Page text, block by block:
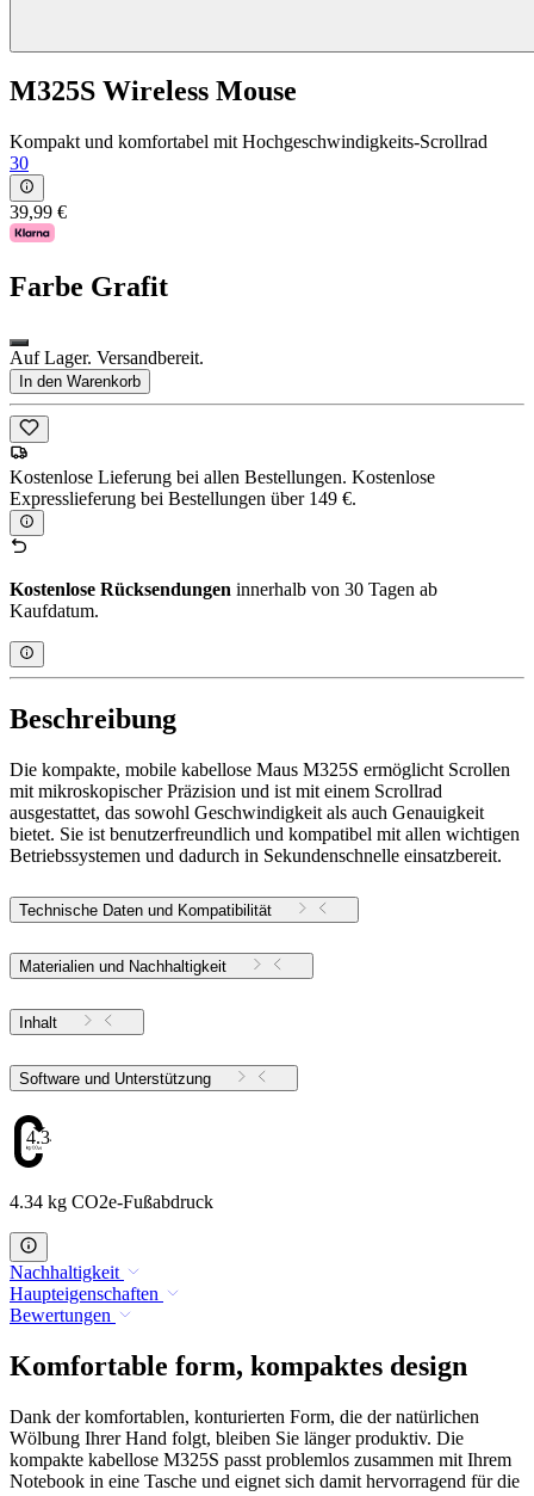
M325S Wireless Mouse
Kompakt und komfortabel mit Hochgeschwindigkeits-Scrollrad
30
39,99 €
Farbe Grafit
Auf Lager. Versandbereit.
In den Warenkorb
Kostenlose Lieferung bei allen Bestellungen. Kostenlose
Expresslieferung bei Bestellungen über 149 €.
Kostenlose Rücksendungen innerhalb von 30 Tagen ab
Kaufdatum.
Beschreibung
Die kompakte, mobile kabellose Maus M325S ermöglicht Scrollen
mit mikroskopischer Präzision und ist mit einem Scrollrad
ausgestattet, das sowohl Geschwindigkeit als auch Genauigkeit
bietet. Sie ist benutzerfreundlich und kompatibel mit allen wichtigen
Betriebssystemen und dadurch in Sekundenschnelle einsatzbereit.
Technische Daten und Kompatibilität
Materialien und Nachhaltigkeit
Inhalt
Software und Unterstützung
4.34
4.34 kg CO2e-Fußabdruck
Nachhaltigkeit
Haupteigenschaften
Bewertungen
Komfortable form, kompaktes design
Dank der komfortablen, konturierten Form, die der natürlichen
Wölbung Ihrer Hand folgt, bleiben Sie länger produktiv. Die
kompakte kabellose M325S passt problemlos zusammen mit Ihrem
Notebook in eine Tasche und eignet sich damit hervorragend für die